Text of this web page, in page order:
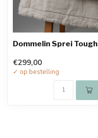
Dommelin Sprei Tough
€299,00
✓ op bestelling